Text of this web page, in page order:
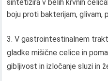
sintetizira v belih krvnih
boju proti bakterijam, glivam,
3. V gastrointestinalnem
gladke mišične celice in
gibljivost in izločanje sluzi in